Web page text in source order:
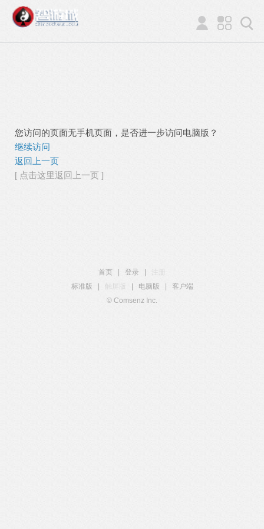
您访问的页面无手机页面，是否进一步访问电脑版？
继续访问
返回上一页
[ 点击这里返回上一页 ]
首页 登录
注册
标准版
触屏版 电脑版
客户端
© Comsenz Inc.